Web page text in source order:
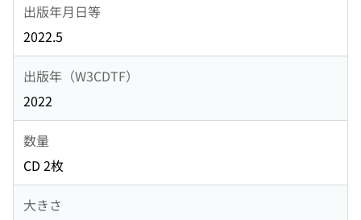
出版年月日等
2022.5
出版年（W3CDTF）
2022
数量
CD 2枚
大きさ